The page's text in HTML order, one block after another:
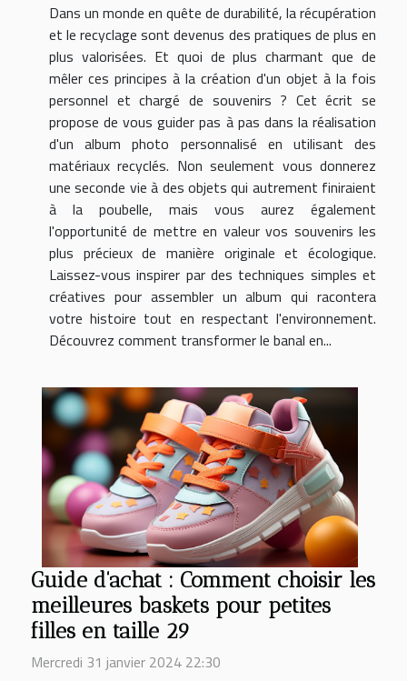
Dans un monde en quête de durabilité, la récupération
et le recyclage sont devenus des pratiques de plus en
plus valorisées. Et quoi de plus charmant que de
mêler ces principes à la création d'un objet à la fois
personnel et chargé de souvenirs ? Cet écrit se
propose de vous guider pas à pas dans la réalisation
d'un album photo personnalisé en utilisant des
matériaux recyclés. Non seulement vous donnerez
une seconde vie à des objets qui autrement finiraient
à la poubelle, mais vous aurez également
l'opportunité de mettre en valeur vos souvenirs les
plus précieux de manière originale et écologique.
Laissez-vous inspirer par des techniques simples et
créatives pour assembler un album qui racontera
votre histoire tout en respectant l'environnement.
Découvrez comment transformer le banal en...
Guide d'achat : Comment choisir les
meilleures baskets pour petites
filles en taille 29
Mercredi 31 janvier 2024 22:30